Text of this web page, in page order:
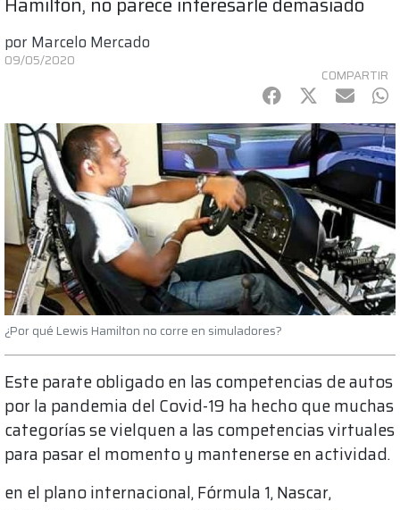
por Marcelo Mercado
09/05/2020
COMPARTIR
Facebook
Twitter
mail
¿Por qué Lewis Hamilton no corre en simuladores?
Este parate obligado en las competencias de autos
por la pandemia del Covid-19 ha hecho que muchas
categorías se vielquen a las competencias virtuales
para pasar el momento y mantenerse en actividad.
en el plano internacional, Fórmula 1, Nascar,